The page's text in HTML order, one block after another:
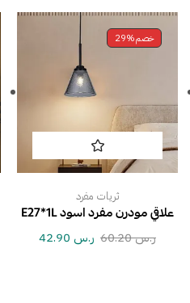
خصم29%
ثريات مفرد
علاقي مودرن مفرد اسود E27*1L
ر.س60.20 ر.س